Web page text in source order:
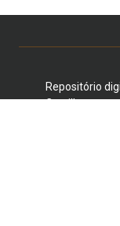
Repositório
Castilhos